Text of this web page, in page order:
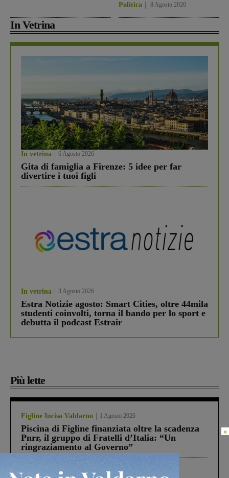
Politica 8 Agosto 2026
In Vetrina
In vetrina 6 Agosto 2026
Gita di famiglia a Firenze: 5 idee per far
divertire i tuoi figli
In vetrina 3 Agosto 2026
Estra Notizie agosto: Smart Cities, oltre 44mila
studenti coinvolti, torna il bando per lo sport e
debutta il podcast Estrair
Più lette
Figline Incisa Valdarno 1 Agosto 2026
Piscina di Figline finanziata oltre la scadenza
Pnrr, il gruppo di Fratelli d’Italia: “Un
ringraziamento al Governo”
Cronaca
×